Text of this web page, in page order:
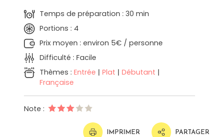
Temps de préparation : 30 min
Portions : 4
Prix moyen : environ 5€ / personne
Difficulté : Facile
Thèmes : Entrée | Plat | Débutant |
Française
Note :
IMPRIMER PARTAGER